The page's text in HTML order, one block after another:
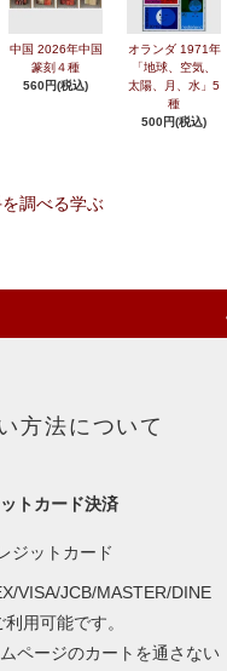
中国 2026年中国
篆刻４種
560円(税込)
オランダ 1971年
「地球、空気、
太陽、月、水」5
種
500円(税込)
方法について
トカード決済
VISA/JCB/MASTER/DINE
用可能です。
ページのカートを通さない